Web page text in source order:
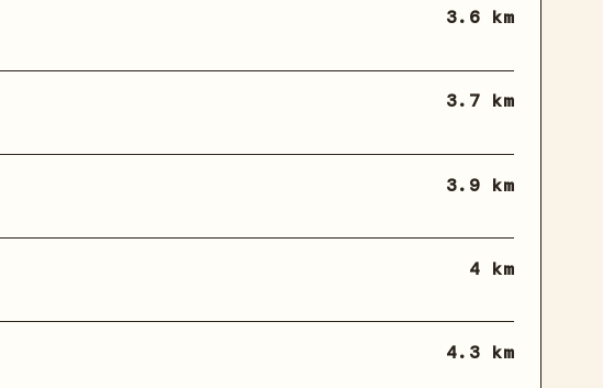
3.6 km
3.7 km
3.9 km
4 km
4.3 km